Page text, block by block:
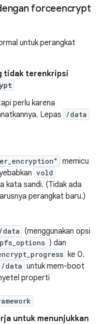
forceencrypt
untuk perangkat
tidak terenkripsi
perlu karena
Lepas /data
memicu
vold
kata sandi. (Tidak ada
perangkat baru.)
/data (menggunakan opsi
) dan
ke 0.
/data untuk mem-boot
properti
untuk menunjukkan